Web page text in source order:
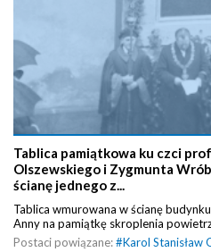
Tablica pamiątkowa ku czci
Olszewskiego i Zygmunta
ścianę jednego z...
Tablica wmurowana w ścianę
Anny na pamiątkę skroplenia
Postaci powiązane:#Karol Stanisław